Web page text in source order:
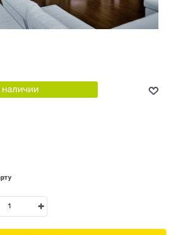
наличии